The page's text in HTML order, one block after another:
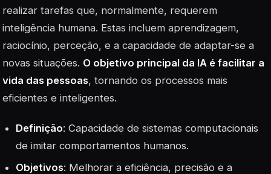
realizar tarefas que, normalmente, requerem
inteligência humana. Estas incluem aprendizagem,
raciocínio, perceção, e a capacidade de adaptar-se a
novas situações. O objetivo principal da IA é facilitar a
vida das pessoas, tornando os processos mais
eficientes e inteligentes.
Definição: Capacidade de sistemas computacionais
de imitar comportamentos humanos.
Objetivos: Melhorar a eficiência, precisão e a